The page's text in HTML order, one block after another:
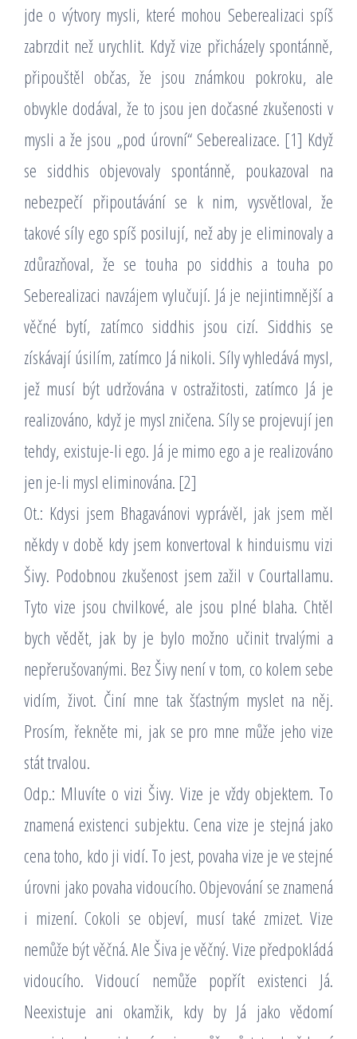
jde o výtvory mysli, které mohou Seberealizaci spíš
zabrzdit než urychlit. Když vize přicházely spontánně,
připouštěl občas, že jsou známkou pokroku, ale
obvykle dodával, že to jsou jen dočasné zkušenosti v
mysli a že jsou „pod úrovní“ Seberealizace. [1] Když
se siddhis objevovaly spontánně, poukazoval na
nebezpečí připoutávání se k nim, vysvětloval, že
takové síly ego spíš posilují, než aby je eliminovaly a
zdůrazňoval, že se touha po siddhis a touha po
Seberealizaci navzájem vylučují. Já je nejintimnější a
věčné bytí, zatímco siddhis jsou cizí. Siddhis se
získávají úsilím, zatímco Já nikoli. Síly vyhledává mysl,
jež musí být udržována v ostražitosti, zatímco Já je
realizováno, když je mysl zničena. Síly se projevují jen
tehdy, existuje-li ego. Já je mimo ego a je realizováno
jen je-li mysl eliminována. [2]
Ot.: Kdysi jsem Bhagavánovi vyprávěl, jak jsem měl
někdy v době kdy jsem konvertoval k hinduismu vizi
Šivy. Podobnou zkušenost jsem zažil v Courtallamu.
Tyto vize jsou chvilkové, ale jsou plné blaha. Chtěl
bych vědět, jak by je bylo možno učinit trvalými a
nepřerušovanými. Bez Šivy není v tom, co kolem sebe
vidím, život. Činí mne tak šťastným myslet na něj.
Prosím, řekněte mi, jak se pro mne může jeho vize
stát trvalou.
Odp.: Mluvíte o vizi Šivy. Vize je vždy objektem. To
znamená existenci subjektu. Cena vize je stejná jako
cena toho, kdo ji vidí. To jest, povaha vize je ve stejné
úrovni jako povaha vidoucího. Objevování se znamená
i mizení. Cokoli se objeví, musí také zmizet. Vize
nemůže být věčná. Ale Šiva je věčný. Vize předpokládá
vidoucího. Vidoucí nemůže popřít existenci Já.
Neexistuje ani okamžik, kdy by Já jako vědomí